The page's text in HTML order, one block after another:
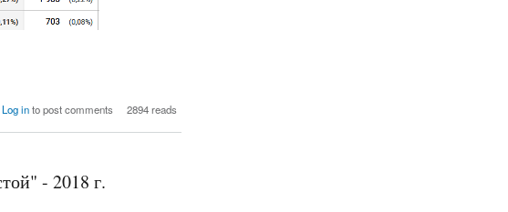
about 900 000 посещения на
Log into post comments 2894 reads
- 2018 г.